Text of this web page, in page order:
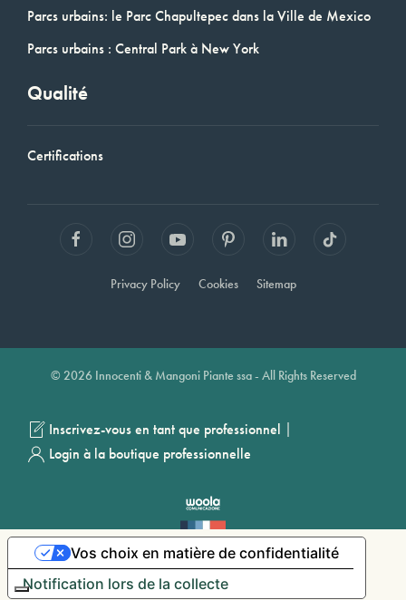
Parcs urbains: le Parc Chapultepec dans la Ville de Mexico
Parcs urbains : Central Park à New York
Qualité
Certifications
Privacy Policy Cookies Sitemap
© 2026 Innocenti & Mangoni Piante ssa - All Rights Reserved
Inscrivez-vous en tant que professionnel |
Login à la boutique professionnelle
Notification lors de la collecte
Vos choix en matière de confidentialité